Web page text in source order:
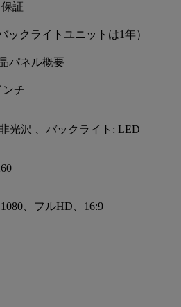
保証
ックライトユニットは1年）
パネル概要
ンチ
光沢 、バックライト: LED
、フルHD、16:9